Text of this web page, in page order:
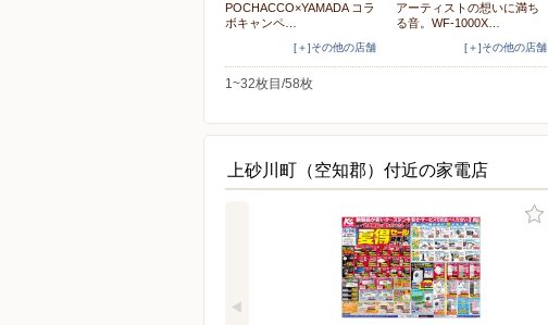
POCHACCO×YAMADA コラ
ボキャンペ…
[＋]その他の店舗
アーティストの想いに満ち
る音。WF-1000X…
[＋]その他の店舗
1~32枚目/58枚
上砂川町（空知郡）付近の家電店